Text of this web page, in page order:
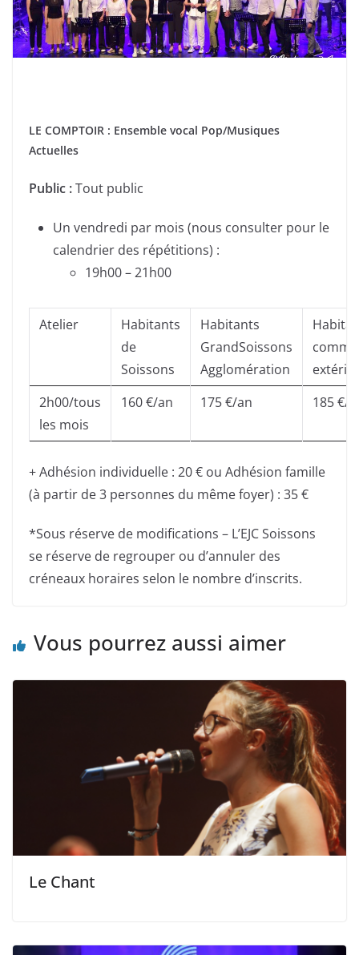
LE COMPTOIR : Ensemble vocal Pop/Musiques
Actuelles
Public :Tout public
Un vendredi par mois (nous consulter pour le
calendrier des répétitions) :
19h00 – 21h00
Atelier
Habitants
de
Soissons
Habitants
GrandSoissons
Agglomération
2h00/tous
les mois
160€/an 175€/an 185€/
+ Adhésion individuelle : 20 € ou Adhésion famille
(à partir de 3 personnes du même foyer) : 35 €
*Sous réserve de modifications – L’EJC Soissons
se réserve de regrouper ou d’annuler des
créneaux horaires selon le nombre d’inscrits.
Vous pourrez aussi aimer
Le Chant